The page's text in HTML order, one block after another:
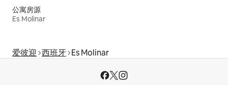
公寓房源
Es Molinar
爱彼迎 西班牙 Es Molinar